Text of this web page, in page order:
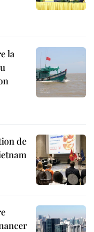
la
de